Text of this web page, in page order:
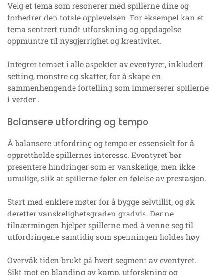
Velg et tema som resonerer med spillerne dine og
forbedrer den totale opplevelsen. For eksempel kan et
tema sentrert rundt utforskning og oppdagelse
oppmuntre til nysgjerrighet og kreativitet.
Integrer temaet i alle aspekter av eventyret, inkludert
setting, monstre og skatter, for å skape en
sammenhengende fortelling som immerserer spillerne
i verden.
Balansere utfordring og tempo
Å balansere utfordring og tempo er essensielt for å
opprettholde spillernes interesse. Eventyret bør
presentere hindringer som er vanskelige, men ikke
umulige, slik at spillerne føler en følelse av prestasjon.
Start med enklere møter for å bygge selvtillit, og øk
deretter vanskelighetsgraden gradvis. Denne
tilnærmingen hjelper spillerne med å venne seg til
utfordringene samtidig som spenningen holdes høy.
Overvåk tiden brukt på hvert segment av eventyret.
Sikt mot en blanding av kamp, utforskning og